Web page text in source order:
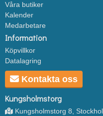
Våra butiker
Kalender
Medarbetare
Information
Köpvillkor
Datalagring
Kontakta oss
Kungsholmstorg
Kungsholmstorg 8,